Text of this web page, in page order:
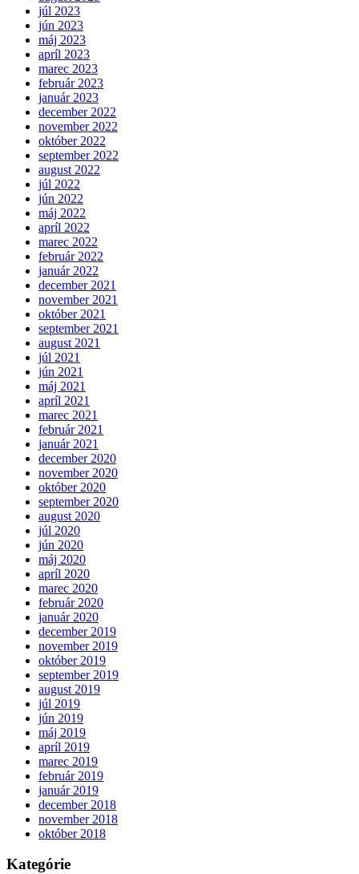
júl 2023
jún 2023
máj 2023
apríl 2023
marec 2023
február 2023
január 2023
december 2022
november 2022
október 2022
september 2022
august 2022
júl 2022
jún 2022
máj 2022
apríl 2022
marec 2022
február 2022
január 2022
december 2021
november 2021
október 2021
september 2021
august 2021
júl 2021
jún 2021
máj 2021
apríl 2021
marec 2021
február 2021
január 2021
december 2020
november 2020
október 2020
september 2020
august 2020
júl 2020
jún 2020
máj 2020
apríl 2020
marec 2020
február 2020
január 2020
december 2019
november 2019
október 2019
september 2019
august 2019
júl 2019
jún 2019
máj 2019
apríl 2019
marec 2019
február 2019
január 2019
december 2018
november 2018
október 2018
Kategórie